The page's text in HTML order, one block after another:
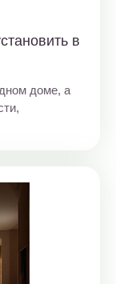
в
доме, а